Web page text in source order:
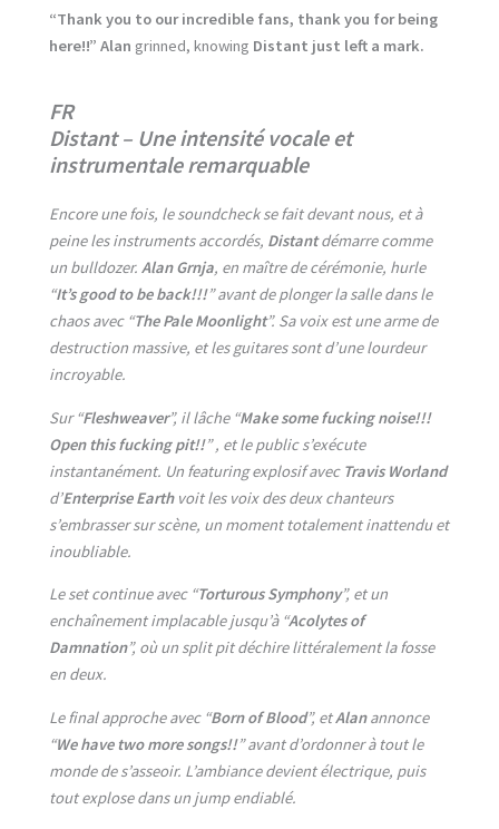
“Thank you to our incredible fans, thank you for being
here!!” Alan grinned, knowing Distant just left a mark.
FR
Distant – Une intensité vocale et
instrumentale remarquable
Encore une fois, le soundcheck se fait devant nous, et à
peine les instruments accordés, Distantdémarre comme
un bulldozer.Alan Grnja, en maître de cérémonie, hurle
“It’s good to be back!!!” avant de plonger la salle dans le
chaos avec “The Pale Moonlight”. Sa voix est une arme de
destruction massive, et les guitares sont d’une lourdeur
incroyable.
Sur “Fleshweaver”, il lâche “Make some fucking noise!!!
Open this fucking pit!!” , et le public s’exécute
instantanément. Un featuring explosif avec Travis Worland
d’Enterprise Earthvoit les voix des deux chanteurs
s’embrasser sur scène, un moment totalement inattendu et
inoubliable.
Le set continue avec “Torturous Symphony”, et un
enchaînement implacable jusqu’à “Acolytes of
Damnation”, où un split pit déchire littéralement la fosse
en deux.
Le final approche avec “Born of Blood”, etAlanannonce
“We have two more songs!!” avant d’ordonner à tout le
monde de s’asseoir. L’ambiance devient électrique, puis
tout explose dans un jump endiablé.